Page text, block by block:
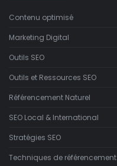
Contenu optimisé
Marketing Digital
Outils SEO
Outils et Ressources SEO
Référencement Naturel
SEO Local & International
Stratégies SEO
Techniques de référencement